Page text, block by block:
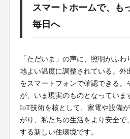
スマートホームで、も
毎日へ
「ただいま」の声に、照明がふ
地よい温度に調整されている。外
をスマートフォンで確認できる。
が、いま現実のものとなっていま
IoT技術を核として、家電や設備
がり、私たちの生活をより安全で
する新しい住環境です。